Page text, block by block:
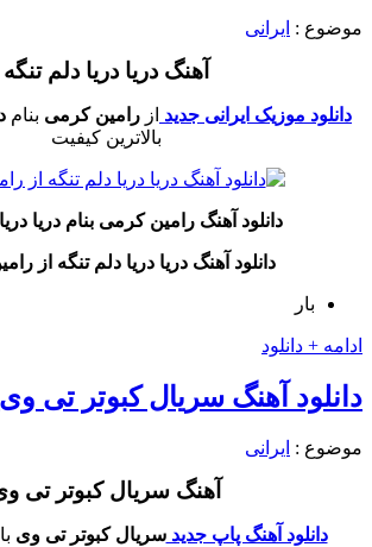
موضوع : ایرانی
آهنگ دریا دریا دلم تنگه
دانلود موزیک ایرانی جدید از رامین کرمی بنام
بالاترین کیفیت
دانلود آهنگ رامین کرمی بنام دریا
دانلود آهنگ دریا دریا دلم تنگه از
بار
ادامه + دانلود
دانلود آهنگ سریال کبوتر تی وی
موضوع : ایرانی
آهنگ سریال کبوتر تی
دانلود آهنگ پاپ جدیدسریال کبوتر تی وی